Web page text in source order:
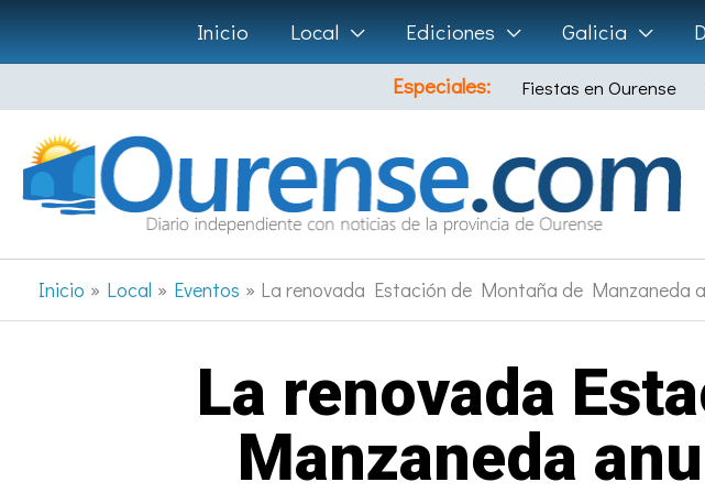
Ir
al
contenido
Inicio Local Ediciones Galicia
Especiales:
Fiestas en Ourense
Inicio Local Eventos La renovada Estación de Montaña de Manzaneda
La renovada
Manzaneda